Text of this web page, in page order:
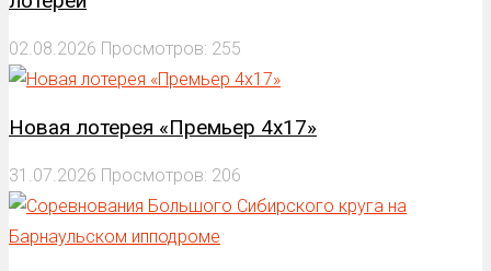
02.08.2026 Просмотров: 255
Новая лотерея «Премьер 4х17»
31.07.2026 Просмотров: 206